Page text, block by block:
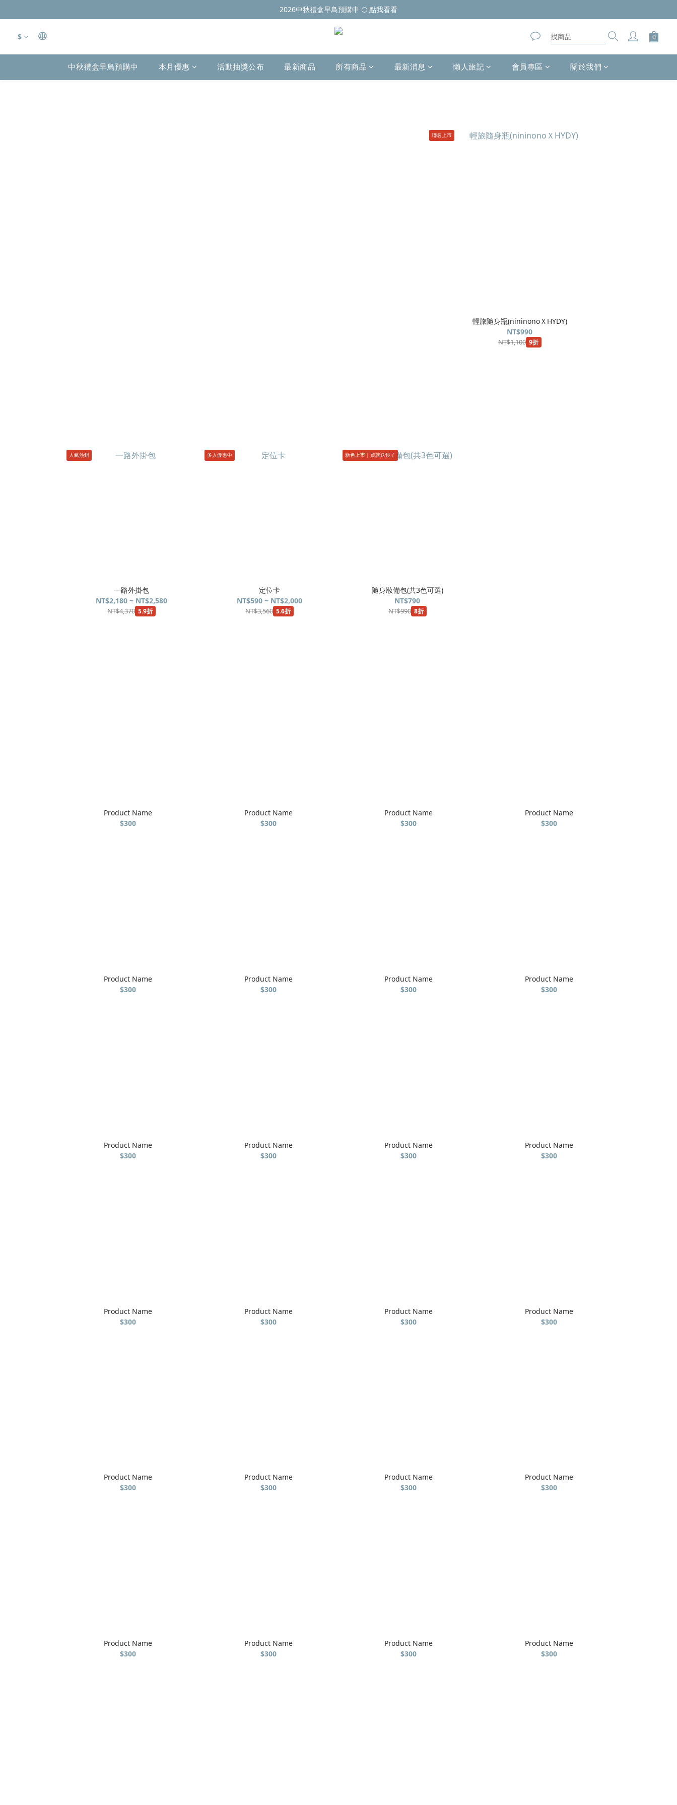
2026中秋禮盒早鳥預購中 🌕 點我看看
$
中秋禮盒早鳥預購中 本月優惠 活動抽獎公布 最新商品 所有商品 最新消息 懶人旅記 會員專區 關於我們
聯名上市
輕旅隨身瓶(nininonoＸHYDY)
NT$990
NT$1,100 9折
人氣熱銷
一路外掛包
NT$2,180 ~ NT$2,580
NT$4,370 5.9折
多入優惠中
定位卡
NT$590 ~ NT$2,000
NT$3,560 5.6折
新色上市｜買就送鏡子
隨身妝備包(共3色可選)
NT$790
NT$990 8折
Product Name
$300
Product Name
$300
Product Name
$300
Product Name
$300
Product Name
$300
Product Name
$300
Product Name
$300
Product Name
$300
Product Name
$300
Product Name
$300
Product Name
$300
Product Name
$300
Product Name
$300
Product Name
$300
Product Name
$300
Product Name
$300
Product Name
$300
Product Name
$300
Product Name
$300
Product Name
$300
Product Name
$300
Product Name
$300
Product Name
$300
Product Name
$300